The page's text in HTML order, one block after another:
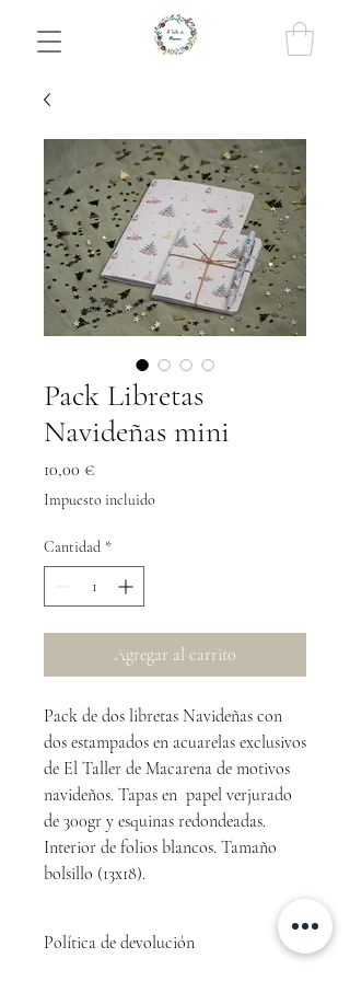
Pack Libretas
Navideñas mini
10,00 €Precio
Impuesto incluido
Cantidad *
Agregar al carrito
Pack de dos libretas Navideñas con
dos estampados en acuarelas exclusivos
de El Taller de Macarena de motivos
navideños. Tapas en papel verjurado
de 300gr y esquinas redondeadas.
Interior de folios blancos. Tamaño
bolsillo (13x18).
Política de devolución